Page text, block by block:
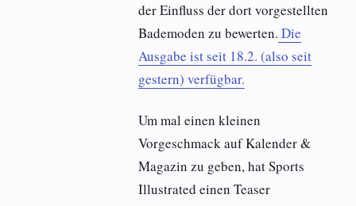
der Einfluss der dort vorgestellten
Bademoden zu bewerten. Die
Ausgabe ist seit 18.2. (also seit
gestern) verfügbar.
Um mal einen kleinen
Vorgeschmack auf Kalender &
Magazin zu geben, hat Sports
Illustrated einen Teaser